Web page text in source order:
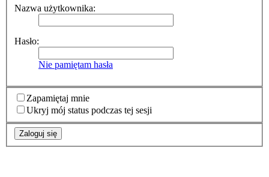
Nazwa użytkownika:
Hasło:
Nie pamiętam hasła
Zapamiętaj mnie
Ukryj mój status podczas tej sesji